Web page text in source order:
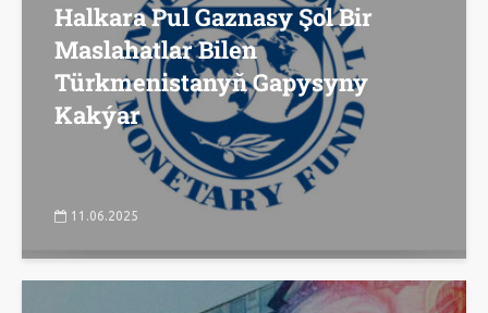
Halkara Pul Gaznasy Şol Bir
Maslahatlar Bilen
Türkmenistanyň Gapysyny
Kakýar
11.06.2025